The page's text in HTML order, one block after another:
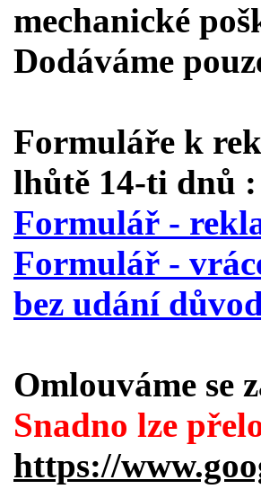
mechanické
Dodáváme
Formuláře k
lhůtě 14-ti dnů :
Formulář -
Formulář -
bez udání
Omlouváme se
Snadno lze
https://